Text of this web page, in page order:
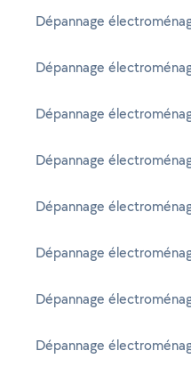
Dépannage
Dépannage
Dépannage
Dépannage
Dépannage
Dépannage
Dépannage
Dépannage